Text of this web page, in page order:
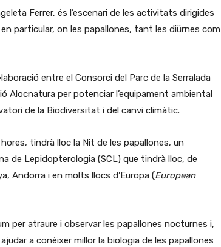
Ferrer, és l’escenari de les activitats dirigides
particular, on les papallones, tant les diürnes com
entre el Consorci del Parc de la Serralada
Alocnatura per potenciar l’equipament ambiental
de la Biodiversitat i del canvi climàtic.
tindrà lloc la Nit de les papallones, un
de Lepidopterologia (SCL) que tindrà lloc, de
Andorra i en molts llocs d’Europa (European
per atraure i observar les papallones nocturnes i,
a conèixer millor la biologia de les papallones